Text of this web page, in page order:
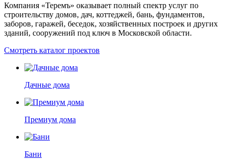
Компания «Теремъ» оказывает полный спектр услуг по
строительству домов, дач, коттеджей, бань, фундаментов,
заборов, гаражей, беседок, хозяйственных построек и других
зданий, сооружений под ключ в Московской области.
Смотреть каталог проектов
Дачные дома
Премиум дома
Бани